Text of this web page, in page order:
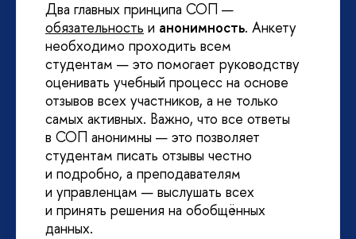
Два главных принципа СОП —
обязательность и анонимность. Анкету
необходимо проходить всем
студентам — это помогает руководству
оценивать учебный процесс на основе
отзывов всех участников, а не только
самых активных. Важно, что все ответы
в СОП анонимны — это позволяет
студентам писать отзывы честно
и подробно, а преподавателям
и управленцам — выслушать всех
и принять решения на обобщённых
данных.